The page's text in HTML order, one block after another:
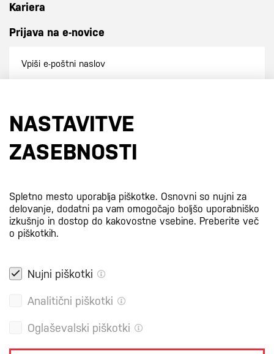
Kariera
Prijava na e-novice
S prijavo na e-novice se strinjate z
NASTAVITVE
ZASEBNOSTI
Spletno mesto uporablja piškotke. Osnovni so nujni za
delovanje, dodatni pa vam omogočajo boljšo uporabniško
izkušnjo in dostop do kakovostne vsebine. Preberite več
o piškotkih.
Nujni piškotki
Analitični piškotki
Oglaševalski piškotki